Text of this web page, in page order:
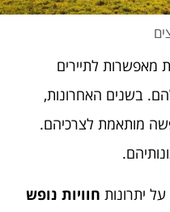
מאפשרות לתיירים
בשנים האחרונות,
מותאמת לצרכיהם.
יתרונות חוויות נופש